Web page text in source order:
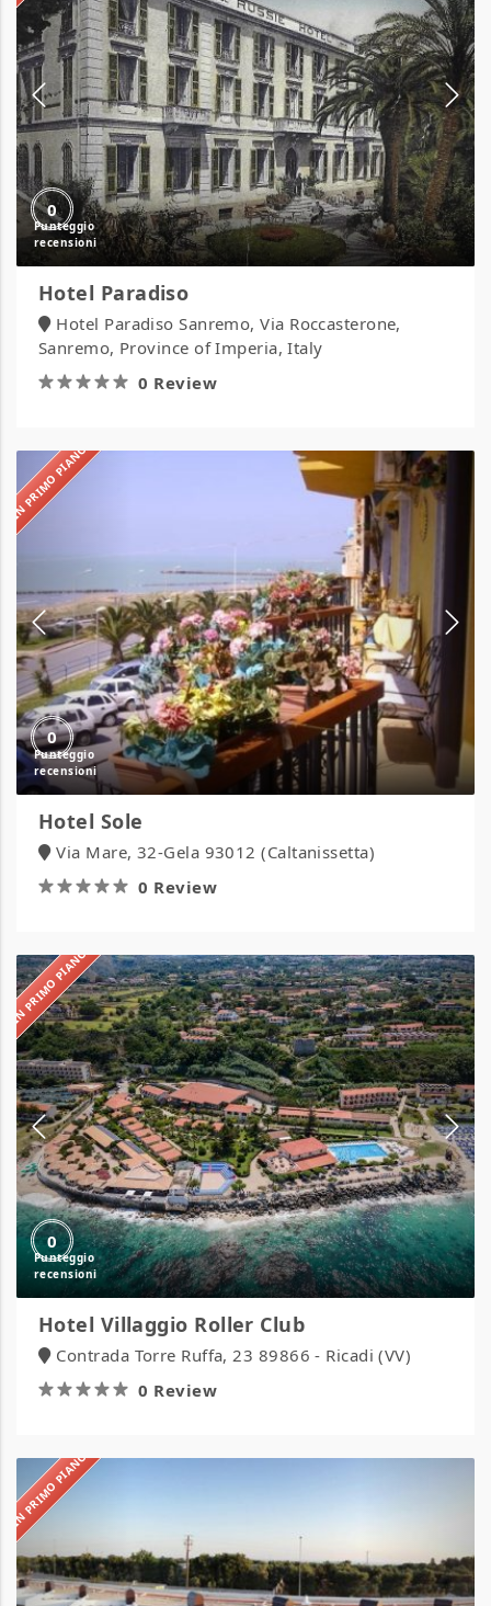
0
Hotel Paradiso
Hotel Paradiso Sanremo, Via Roccasterone,
Sanremo, Province of Imperia, Italy
0 Review
IN PRIMO PIANO
0
Hotel Sole
Via Mare, 32-Gela 93012 (Caltanissetta)
0 Review
IN PRIMO PIANO
0
Hotel
Villaggio
Roller
Club
Hotel Villaggio Roller Club
Contrada Torre Ruffa, 23 89866 - Ricadi (VV)
0 Review
IN PRIMO PIANO
&
Spa